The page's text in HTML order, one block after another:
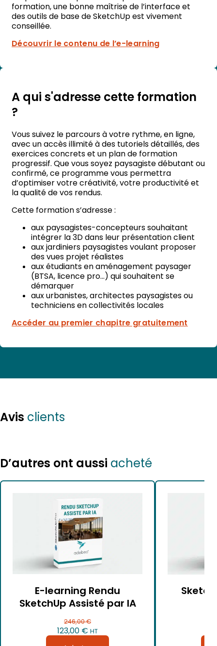
formation, une bonne maîtrise de l’interface et
des outils de base de SketchUp est vivement
conseillée.
Découvrir le contenu de l’e-learning
A qui s'adresse cette formation
?
Vous suivez le parcours à votre rythme, en ligne,
avec un accès illimité à des tutoriels détaillés, des
exercices concrets et un plan de formation
progressif. Que vous soyez paysagiste débutant ou
confirmé, ce programme vous permettra
d’optimiser votre créativité, votre productivité et
la qualité de vos rendus.
Cette formation s’adresse :
aux paysagistes-concepteurs souhaitant
intégrer la 3D dans leur présentation client
aux jardiniers paysagistes voulant proposer
des vues projet réalistes
aux étudiants en aménagement paysager
(BTSA, licence pro…) qui souhaitent se
démarquer
aux urbanistes, architectes paysagistes ou
techniciens en collectivités locales
Accéder au premier chapitre gratuitement
Avis clients
D’autres ont aussi acheté
E-learning Rendu
SketchUp Assisté par IA
246,00€
Le
123,00 € Le
HT